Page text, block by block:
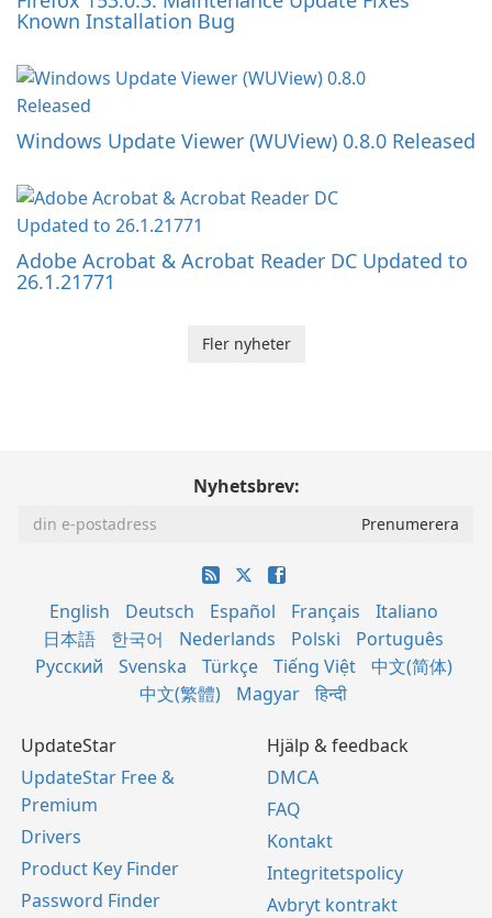
Known Installation Bug
Windows Update Viewer (WUView) 0.8.0 Released
Adobe Acrobat & Acrobat Reader DC Updated to
26.1.21771
Fler nyheter
Nyhetsbrev:
English Deutsch Español Français
Italiano
日本語
한국어 Nederlands Polski
Português
Русский
Svenska Türkçe Tiếng Việt
中文(简体)
中文(繁體)
Magyar हिन्दी
UpdateStar
UpdateStar Free &
Premium
Drivers
Product Key Finder
Password Finder
Hjälp & feedback
DMCA
FAQ
Kontakt
Integritetspolicy
Avbryt kontrakt